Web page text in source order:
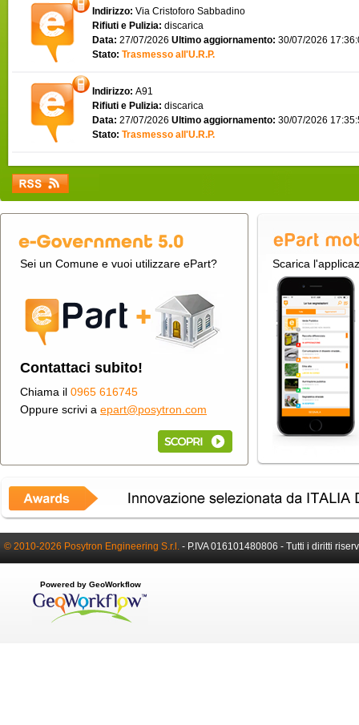
Indirizzo: Via Cristoforo Sabbadino
Rifiuti e Pulizia: discarica
Data: 27/07/2026 Ultimo aggiornamento: 30/07/2026
Stato: Trasmesso all'U.R.P.
Indirizzo: A91
Rifiuti e Pulizia: discarica
Data: 27/07/2026 Ultimo aggiornamento: 30/07/2026
Stato: Trasmesso all'U.R.P.
Sei un Comune e vuoi utilizzare ePart?
Contattaci subito!
Chiama il 0965 616745
Oppure scrivi a epart@posytron.com
Scarica
© 2010-2026 Posytron Engineering S.r.l. - P.IVA 016101480806 - Tutti i diritti
Powered by GeoWorkflow